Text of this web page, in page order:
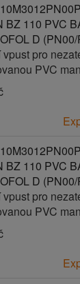
BZ 110 PVC
D
pro
PVC
BZ 110 PVC
D
pro
PVC